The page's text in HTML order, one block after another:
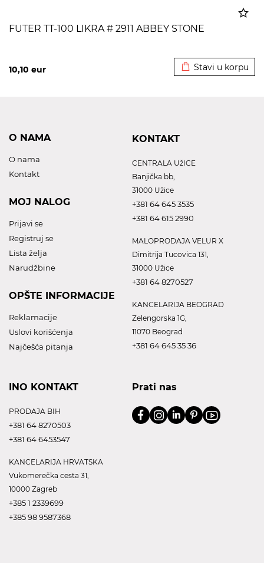
FUTER TT-100 LIKRA # 2911 ABBEY STONE
10,10 eur Stavi u korpu
O NAMA
O nama
Kontakt
MOJ NALOG
Prijavi se
Registruj se
Lista želja
Narudžbine
OPŠTE INFORMACIJE
Reklamacije
Uslovi korišćenja
Najčešća pitanja
KONTAKT
CENTRALA UžICE
Banjička bb,
31000 Užice
+381 64 645 3535
+381 64 615 2990
MALOPRODAJA VELUR X
Dimitrija Tucovica 131,
31000 Užice
+381 64 8270527
KANCELARIJA BEOGRAD
Zelengorska 1G,
11070 Beograd
+381 64 645 35 36
INO KONTAKT
PRODAJA BIH
+381 64 8270503
+381 64 6453547
KANCELARIJA HRVATSKA
Vukomerečka cesta 31,
10000 Zagreb
+385 1 2339699
+385 98 9587368
Prati nas